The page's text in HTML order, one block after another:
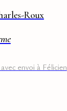
Roux
envoi à Félicien